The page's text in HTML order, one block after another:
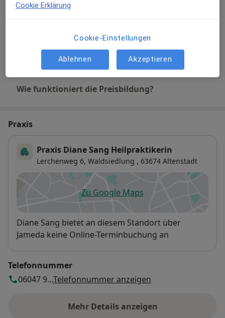
Darm-Sprechstunde
Wie funktioniert die Preisbildung?
Praxis
Praxis Diane Sang Heilpraktikerin
Lerchenweg 6, Waldsiedlung , 63674 Altenstadt
Zu Google Mapsöffnet in einer neuen
Verfügbarkeit
Diane Sang bietet an diesem Standort über
Jameda keine Online-Terminbuchung an
Telefonnummer
06047 9...Telefonnummer anzeigen
Mehr Details anzeigen
über die Adresse
Cookie Erklärung
Cookie-Einstellungen
Ablehnen Akzeptieren